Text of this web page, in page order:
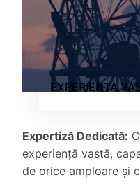
EXPERIENTA
Expertiză Dedicată:
experiență vastă,
de orice amploare și